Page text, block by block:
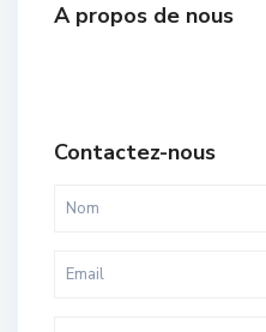
A propos de nous
Contactez-nous